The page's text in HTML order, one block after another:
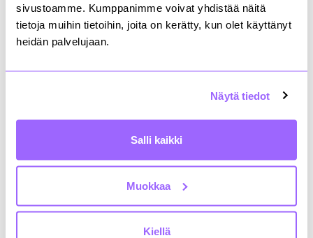
sivustoamme. Kumppanimme voivat yhdistää näitä
tietoja muihin tietoihin, joita on kerätty, kun olet käyttänyt
heidän palvelujaan.
Näytä tiedot
Salli kaikki
Muokkaa
Kiellä
Kirsi FeirikkijaAnna Homén kertoivat Itiksessä
järjestettävästä yhteisestä tapahtumasta, joka
muslimiasiakkaat. Asia esiteltiin
selvitettiin asiakkaiden toiveita radaman-
voimin. ”Ennusteiden mukaan seuraavan
vuosikymmenen aikana monikulttuurisuus lisääntyy
Suomessa valtavasti. Meidän vaikutusalueellamme
se on jokapäiväistä arkea jo nyt”, sanoi Kirsi Feirikki.
Kampanja on herättänyt voimakkaita reaktioita
puolesta ja vastaan, ja se on noteerattu laajasti